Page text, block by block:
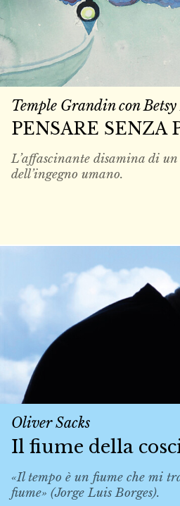
Temple Grandin con
PENSARE SENZA
L’affascinante disamina di un
dell’ingegno umano.
Oliver Sacks
Il fiume della
«Il tempo è un fiume che mi
fiume» (Jorge Luis Borges).